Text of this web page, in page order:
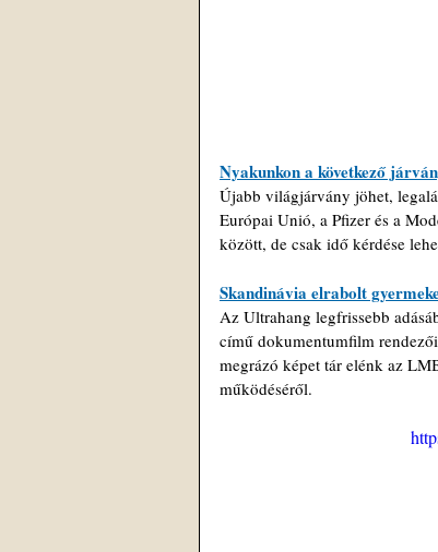
Nyakunkon a következő
Újabb világjárvány jöhet,
Európai Unió, a Pfizer és a
között, de csak idő kérdése
Skandinávia elrabolt
Az Ultrahang legfrissebb
című dokumentumfilm
megrázó képet tár elénk az
működéséről.